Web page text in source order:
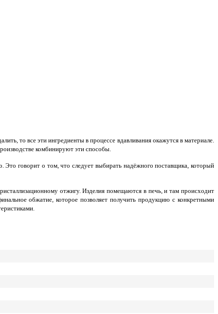
то все эти ингредиенты в процессе вдавливания окажутся в материале.
комбинируют эти способы.
говорит о том, что следует выбирать надёжного поставщика, который
отжигу. Изделия помещаются в печь, и там происходит
обжатие, которое позволяет получить продукцию с конкретными